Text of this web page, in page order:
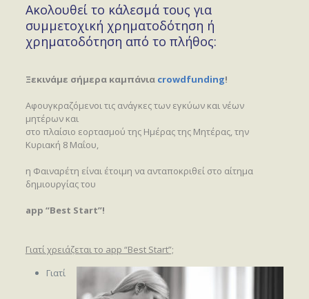
Ακολουθεί το κάλεσμά τους για
συμμετοχική χρηματοδότηση ή
χρηματοδότηση από το πλήθος:
Ξεκινάμε σήμερα καμπάνια crowdfunding!
Αφουγκραζόμενοι τις ανάγκες των εγκύων και νέων
μητέρων και
στο πλαίσιο εορτασμού της Ημέρας της Μητέρας, την
Κυριακή 8 Μαΐου,
η Φαιναρέτη είναι έτοιμη να ανταποκριθεί στο αίτημα
δημιουργίας του
app “Best Start”!
Γιατί χρειάζεται το app “Best Start”;
Γιατί